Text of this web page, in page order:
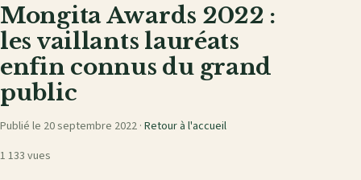
Mongita Awards 2022 :
les vaillants lauréats
enfin connus du grand
public
Publié le 20 septembre 2022 · Retour à l'accueil
1 133 vues